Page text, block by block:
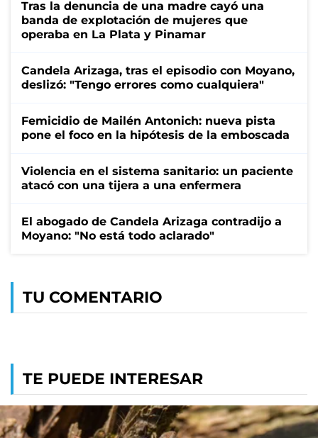
Tras la denuncia de una madre cayó una
banda de explotación de mujeres que
operaba en La Plata y Pinamar
Candela Arizaga, tras el episodio con Moyano,
deslizó: "Tengo errores como cualquiera"
Femicidio de Mailén Antonich: nueva pista
pone el foco en la hipótesis de la emboscada
Violencia en el sistema sanitario: un paciente
atacó con una tijera a una enfermera
El abogado de Candela Arizaga contradijo a
Moyano: "No está todo aclarado"
TU COMENTARIO
TE PUEDE INTERESAR